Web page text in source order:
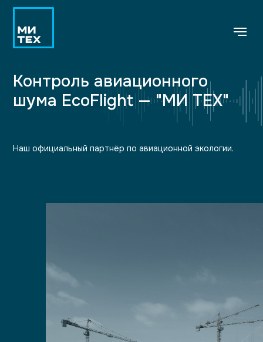
Контроль авиационного
шума EcoFlight — "МИ ТЕХ"
Наш официальный партнёр по авиационной экологии.